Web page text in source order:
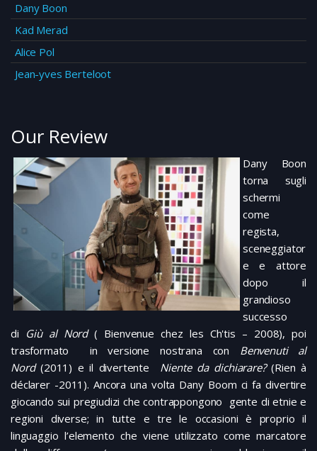
Dany Boon
Kad Merad
Alice Pol
Jean-yves Berteloot
Our Review
Dany Boon
torna sugli
schermi
come
regista,
sceneggiator
e e attore
dopo il
grandioso
successo
di Giù al Nord( Bienvenue chez les Ch'tis – 2008), poi
trasformato in versione nostrana con Benvenuti al
Nord(2011) e il divertente Niente da dichiarare?(Rien à
déclarer -2011). Ancora una volta Dany Boom ci fa divertire
giocando sui pregiudizi che contrappongono gente di etnie e
regioni diverse; in tutte e tre le occasioni è proprio il
linguaggio l’elemento che viene utilizzato come marcatore